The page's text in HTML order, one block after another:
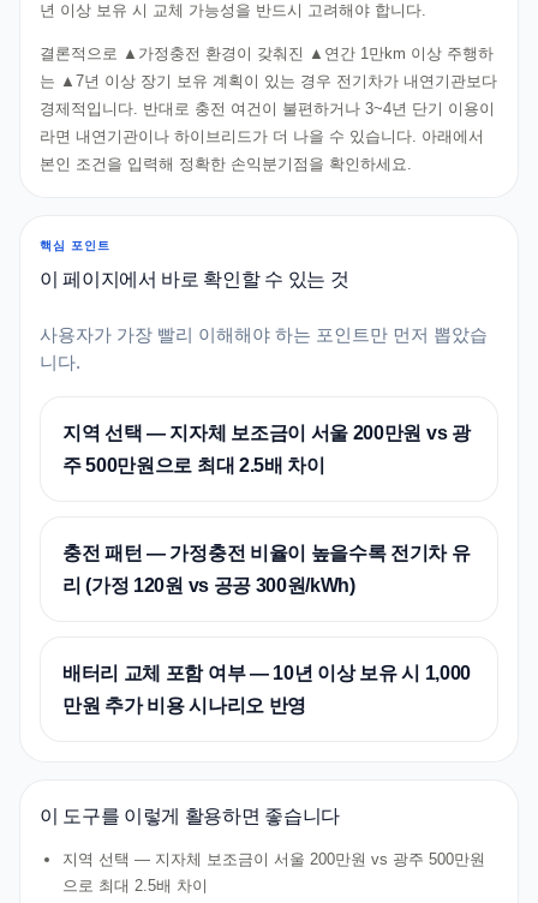
년 이상 보유 시 교체 가능성을 반드시 고려해야 합니다.
결론적으로 ▲가정충전 환경이 갖춰진 ▲연간 1만km 이상 주행하
는 ▲7년 이상 장기 보유 계획이 있는 경우 전기차가 내연기관보다
경제적입니다. 반대로 충전 여건이 불편하거나 3~4년 단기 이용이
라면 내연기관이나 하이브리드가 더 나을 수 있습니다. 아래에서
본인 조건을 입력해 정확한 손익분기점을 확인하세요.
핵심 포인트
이 페이지에서 바로 확인할 수 있는 것
사용자가 가장 빨리 이해해야 하는 포인트만 먼저 뽑았습
니다.
지역 선택 — 지자체 보조금이 서울 200만원 vs 광
주 500만원으로 최대 2.5배 차이
충전 패턴 — 가정충전 비율이 높을수록 전기차 유
리 (가정 120원 vs 공공 300원/kWh)
배터리 교체 포함 여부 — 10년 이상 보유 시 1,000
만원 추가 비용 시나리오 반영
이 도구를 이렇게 활용하면 좋습니다
지역 선택 — 지자체 보조금이 서울 200만원 vs 광주 500만원
으로 최대 2.5배 차이